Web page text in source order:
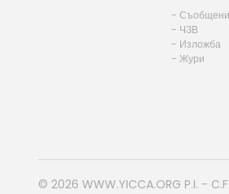
-
- ЧЗВ
- Изложба
- Жури
© 2026 WWW.YICCA.ORG P.I. -